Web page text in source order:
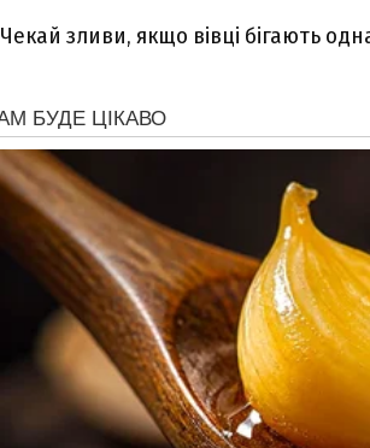
Чекай зливи, якщо вівці бігають